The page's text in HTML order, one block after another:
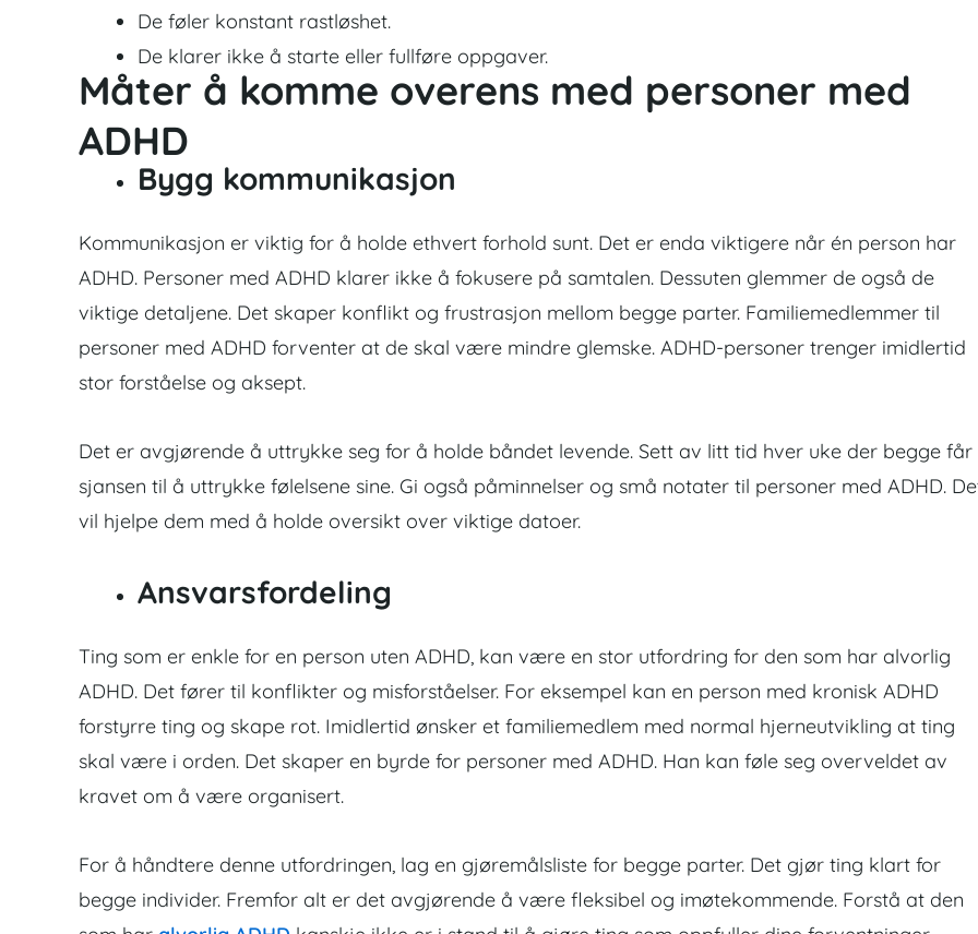
De føler konstant rastløshet.
De klarer ikke å starte eller fullføre oppgaver.
Måter å komme overens med personer med
ADHD
Bygg kommunikasjon
Kommunikasjon er viktig for å holde ethvert forhold sunt. Det er enda viktigere når én person har
ADHD. Personer med ADHD klarer ikke å fokusere på samtalen. Dessuten glemmer de også de
viktige detaljene. Det skaper konflikt og frustrasjon mellom begge parter. Familiemedlemmer til
personer med ADHD forventer at de skal være mindre glemske. ADHD-personer trenger imidlertid
stor forståelse og aksept.
Det er avgjørende å uttrykke seg for å holde båndet levende. Sett av litt tid hver uke der begge får
sjansen til å uttrykke følelsene sine. Gi også påminnelser og små notater til personer med ADHD.
vil hjelpe dem med å holde oversikt over viktige datoer.
Ansvarsfordeling
Ting som er enkle for en person uten ADHD , kan være en stor utfordring for den som har alvorlig
ADHD. Det fører til konflikter og misforståelser. For eksempel kan en person med kronisk ADHD
forstyrre ting og skape rot. Imidlertid ønsker et familiemedlem med normal hjerneutvikling at ting
skal være i orden. Det skaper en byrde for personer med ADHD. Han kan føle seg overveldet av
kravet om å være organisert.
For å håndtere denne utfordringen, lag en gjøremålsliste for begge parter. Det gjør ting klart for
begge individer. Fremfor alt er det avgjørende å være fleksibel og imøtekommende. Forstå at den